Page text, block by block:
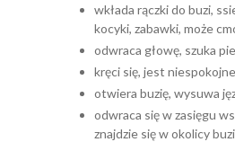
wkłada rączki do buzi,
kocyki, zabawki, może
odwraca głowę, szuka
kręci się, jest niespokojne
otwiera buzię, wysuwa
odwraca się w zasięgu
znajdzie się w okolicy buzi